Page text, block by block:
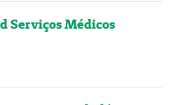
Serviços Médicos